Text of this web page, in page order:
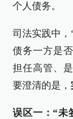
个人债务。
司法实践中
债务一方是
担任高管、
要澄清的是，
误区一：“未